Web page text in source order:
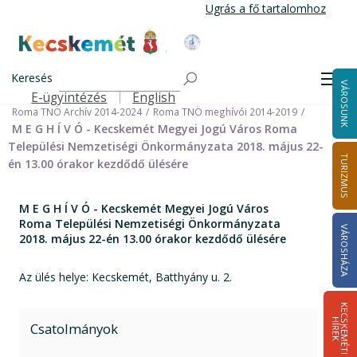
tartalomra
Ugrás a fő tartalomhoz
Kecskemét Város Honlapja
Keresés
Felső navigáció
E-ügyintézés English VÁROSUNK
TURIZMUS
VÁROSHÁZA
K
E
C
S
K
E
M
É
T
I
HÍ
R
E
K
Önkormányzat
Nemzetiségi Önkormányzatok
Roma Települési Nemzetiségi Önkormányzat
Roma TNÖ Archív 2014-2024
Roma TNÖ meghívói 2014-2019
M E G H Í V Ó - Kecskemét Megyei Jogú Város Roma
Települési Nemzetiségi Önkormányzata 2018. május 22-
én 13.00 órakor kezdődő ülésére
M E G H Í V Ó - Kecskemét Megyei Jogú Város
Roma Települési Nemzetiségi Önkormányzata
2018. május 22-én 13.00 órakor kezdődő ülésére
Az ülés helye: Kecskemét, Batthyány u. 2.
Csatolmányok